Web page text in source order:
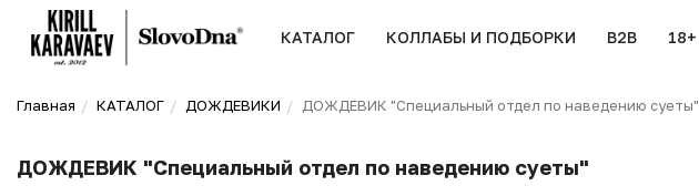
КАТАЛОГ КОЛЛАБЫ И ПОДБОРКИ B2B 18+
Главная КАТАЛОГ ДОЖДЕВИКИ ДОЖДЕВИК "Специальный отдел по наведению суеты"
ДОЖДЕВИК "Специальный отдел по наведению суеты"